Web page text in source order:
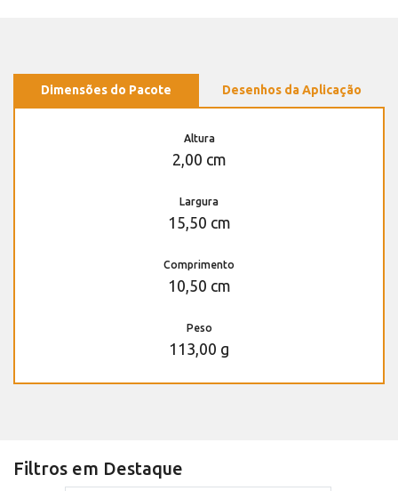
Dimensões do Pacote Desenhos da Aplicação
Altura
2,00 cm
Largura
15,50 cm
Comprimento
10,50 cm
Peso
113,00 g
Filtros em Destaque